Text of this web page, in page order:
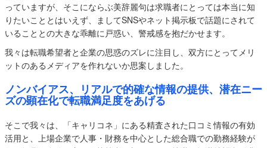
っていますが、そこにならぶ美辞麗句は求職者にとっては本当に知
りたいこととはいえず、ましてSNSやネット掲示板で話題にされて
いることとの大きな乖離に戸惑い、警戒感を抱だかせます。
我々は転職希望者と企業の思惑のズレに注目し、双方にとってメリ
ットのあるメディアを作れないか思案しました。
ノンバイアス、リアルで的確な情報の提供、潜在ニー
ズの顕在化で転職満足度をあげる
そこで我々は、「キャリコネ」にある精査された口コミ情報の有効
活用と、上場企業で人事・財務を中心とした総合職での勤務経験が